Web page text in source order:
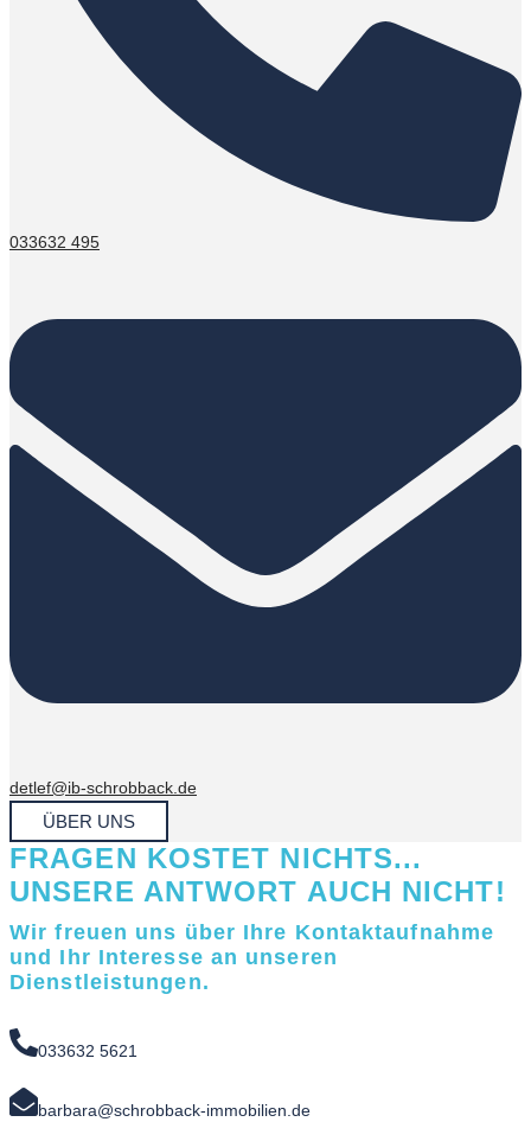
033632 495
detlef@ib-schrobback.de
ÜBER UNS
FRAGEN KOSTET NICHTS...
UNSERE ANTWORT AUCH NICHT!
Wir freuen uns über Ihre Kontaktaufnahme
und Ihr Interesse an unseren
Dienstleistungen.
033632 5621
barbara@schrobback-immobilien.de